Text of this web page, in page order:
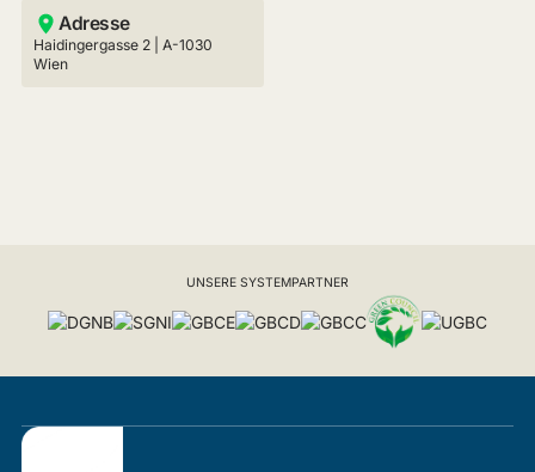
Adresse
Haidingergasse 2 | A-1030
Wien
UNSERE SYSTEMPARTNER